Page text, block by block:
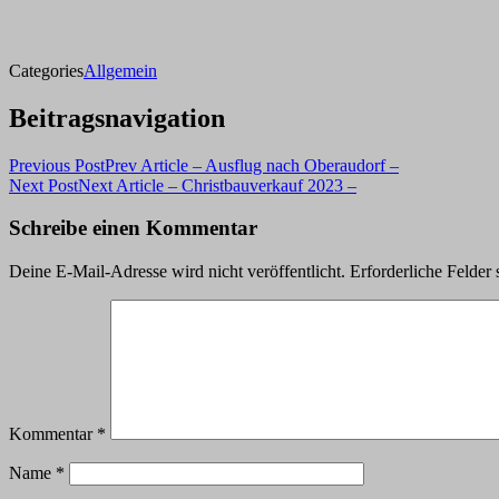
CategoriesAllgemein
Beitragsnavigation
Previous PostPrev Article – Ausflug nach Oberaudorf –
Next PostNext Article – Christbauverkauf 2023 –
Schreibe einen Kommentar
Deine E-Mail-Adresse wird nicht veröffentlicht. Erforderliche Felder
Kommentar *
Name *